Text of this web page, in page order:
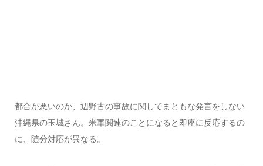
都合が悪いのか、辺野古の事故に関してまともな発言をしない
沖縄県の玉城さん。米軍関連のことになると即座に反応するの
に、随分対応が異なる。